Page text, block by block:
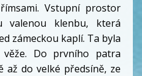
Vstupní prostor
valenou klenbu, která
zámeckou kaplí. Ta byla
Do prvního patra
až do velké předsíně, ze